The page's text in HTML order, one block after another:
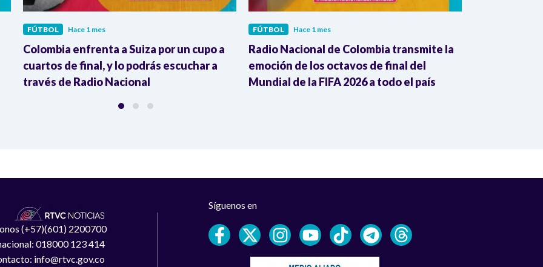
FÚTBOL Hace 1 mes
Colombia enfrenta a Suiza por un cupo a
cuartos de final, y lo podrás escuchar a
través de Radio Nacional
FÚTBOL Hace 1 mes
Radio Nacional de Colombia transmite la
emoción de los octavos de final del
Mundial de la FIFA 2026 a todo el país
(+57)(601) 2200700
018000 123 414
info@rtvc.gov.co
Síguenos en